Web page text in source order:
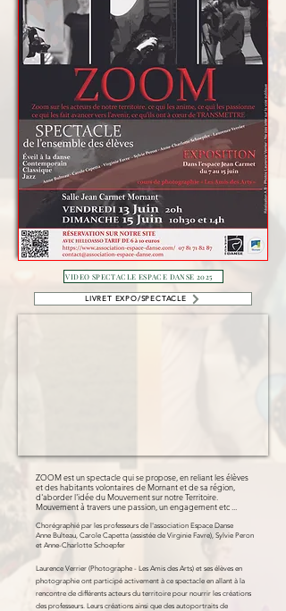
VIDEO SPECTACLE ESPACE DANSE 2025
LIVRET EXPO/SPECTACLE
ZOOM est un spectacle qui se propose, en reliant les élèves
et des habitants volontaires de Mornant et de sa région,
d'aborder l'idée du Mouvement sur notre Territoire.
Mouvement à travers une passion, un engagement etc ...
Chorégraphié par les professeurs de l'association Espace Danse
Anne Bulteau, Carole Capetta (assistée de Virginie Favre), Sylvie Peron
et Anne-Charlotte Schoepfer
Laurence Verrier (Photographe - Les Amis des Arts) et ses élèves en
photographie ont participé activement à ce spectacle en allant à la
rencontre de différents acteurs du territoire pour nourrir les créations
des professeurs. Leurs créations ainsi que des autoportraits de